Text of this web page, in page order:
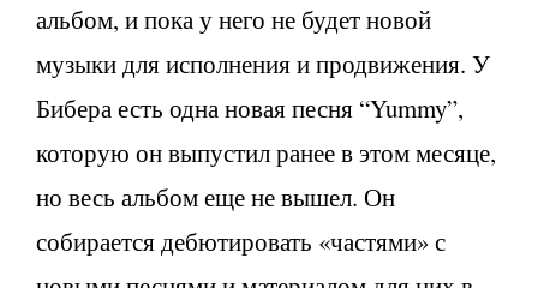
альбом, и пока у него не будет новой
музыки для исполнения и продвижения. У
Бибера есть одна новая песня “Yummy”,
которую он выпустил ранее в этом месяце,
но весь альбом еще не вышел. Он
собирается дебютировать «частями» с